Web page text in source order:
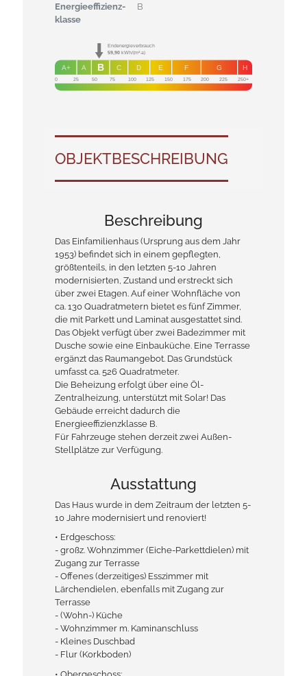
Energie­effizienz­
klasse
B
0 25 50 75 100 125 150 175 200 225 250+
H
G
F
E
D
C
A
A+ B
Endenergieverbrauch
59,90kWh/(m²·a)
OBJEKT­BESCHREIBUNG
Beschreibung
Das Einfamilienhaus (Ursprung aus dem Jahr
1953) befindet sich in einem gepflegten,
größtenteils, in den letzten 5-10 Jahren
modernisierten, Zustand und erstreckt sich
über zwei Etagen. Auf einer Wohnfläche von
ca. 130 Quadratmetern bietet es fünf Zimmer,
die mit Parkett und Laminat ausgestattet sind.
Das Objekt verfügt über zwei Badezimmer mit
Dusche sowie eine Einbauküche. Eine Terrasse
ergänzt das Raumangebot. Das Grundstück
umfasst ca. 526 Quadratmeter.
Die Beheizung erfolgt über eine Öl-
Zentralheizung, unterstützt mit Solar! Das
Gebäude erreicht dadurch die
Energieeffizienzklasse B.
Für Fahrzeuge stehen derzeit zwei Außen-
Stellplätze zur Verfügung.
Ausstattung
Das Haus wurde in dem Zeitraum der letzten 5-
10 Jahre modernisiert und renoviert!
• Erdgeschoss:
- großz. Wohnzimmer (Eiche-Parkettdielen) mit
Zugang zur Terrasse
- Offenes (derzeitiges) Esszimmer mit
Lärchendielen, ebenfalls mit Zugang zur
Terrasse
- (Wohn-) Küche
- Wohnzimmer m. Kaminanschluss
- Kleines Duschbad
- Flur (Korkboden)